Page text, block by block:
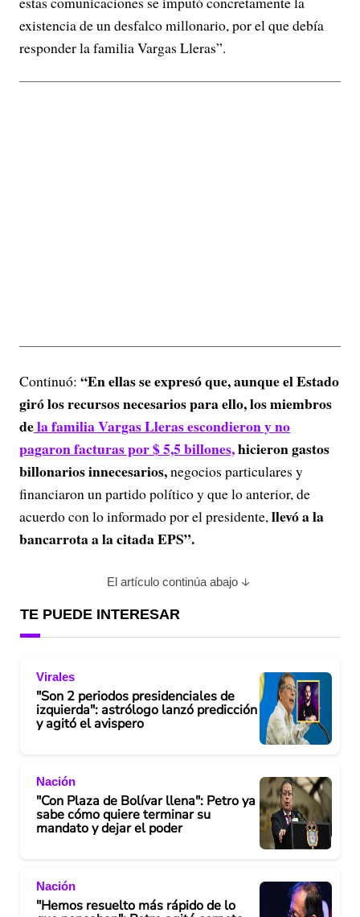
existencia de un desfalco millonario, por el que debía
responder la familia Vargas Lleras”.
Continuó: “En ellas se expresó que, aunque el Estado
giró los recursos necesarios para ello, los miembros
dela familia Vargas Lleras escondieron y no
pagaron facturas por $ 5,5 billones,hicieron gastos
billonarios innecesarios,negocios particulares y
financiaron un partido político y que lo anterior, de
acuerdo con lo informado por el presidente,llevó a la
bancarrota a la citada EPS”.
El artículo continúa abajo
TE PUEDE INTERESAR
Virales
"Son 2 periodos presidenciales de
izquierda": astrólogo lanzó predicción
y agitó el avispero
Nación
"Con Plaza de Bolívar llena": Petro ya
sabe cómo quiere terminar su
mandato y dejar el poder
Nación
"Hemos resuelto más rápido de lo